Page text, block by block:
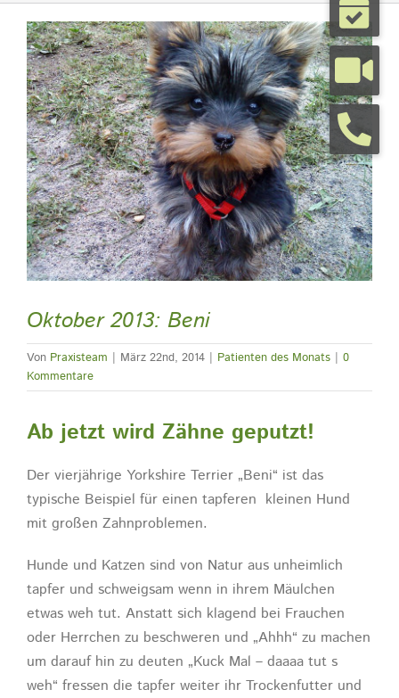
Notfall
Tierarztpraxis
Tierhalterinfos
Kontakt
Termine
Zeige
grösseres
Bild
Oktober 2013: Beni
Von Praxisteam | März 22nd, 2014 | Patienten des Monats | 0
Kommentare
Ab jetzt wird Zähne geputzt!
Der vierjährige Yorkshire Terrier „Beni“ ist das
typische Beispiel für einen tapferen kleinen Hund
mit großen Zahnproblemen.
Hunde und Katzen sind von Natur aus unheimlich
tapfer und schweigsam wenn in ihrem Mäulchen
etwas weh tut. Anstatt sich klagend bei Frauchen
oder Herrchen zu beschweren und „Ahhh“ zu machen
um darauf hin zu deuten „Kuck Mal – daaaa tut s
weh“ fressen die tapfer weiter ihr Trockenfutter und